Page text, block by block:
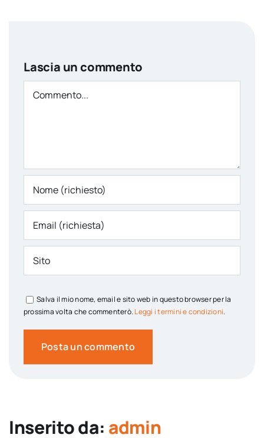
Lascia un commento
Comment
Salva il mio nome, email e sito web in questo browser per la
prossima volta che commenterò. Leggi i termini e condizioni.
Inserito da: admin